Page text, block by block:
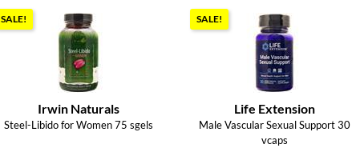
SALE!
Irwin Naturals
Steel-Libido for Women 75 sgels
SALE!
Life Extension
Male Vascular Sexual Support 30
vcaps